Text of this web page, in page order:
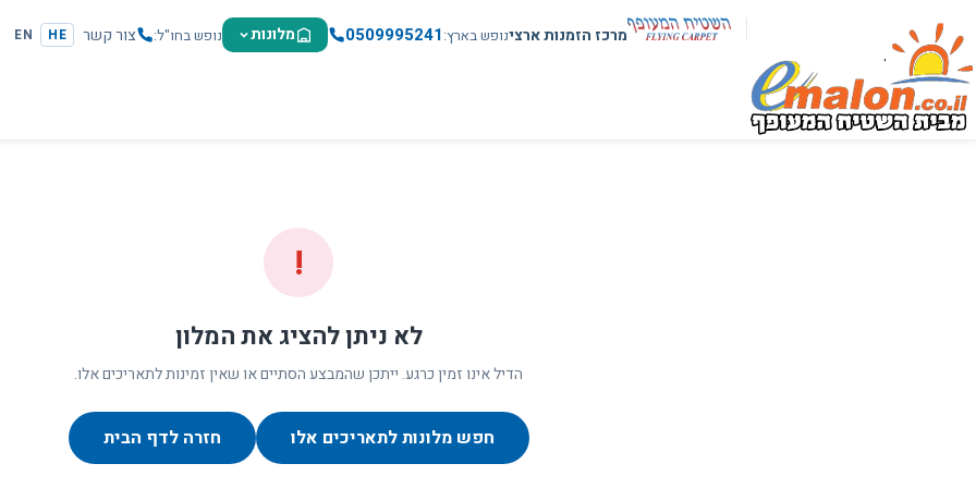
מרכז הזמנות ארצינופש בארץ 0509995241 מלונות נופש בחו"ל צור קשר HE
EN
!
לא ניתן להציג את המלון
הדיל אינו זמין כרגע. ייתכן שהמבצע הסתיים או שאין זמינות לתאריכים אלו.
חפש מלונות לתאריכים אלו חזרה לדף הבית